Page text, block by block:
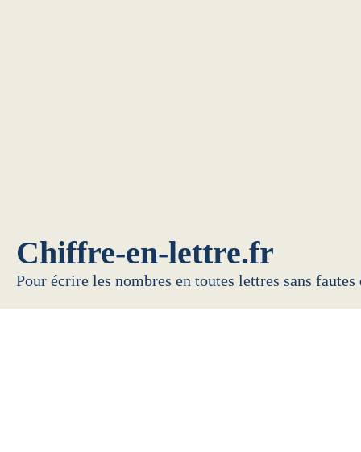
Chiffre-en-lettre.fr
Pour écrire les nombres en toutes lettres sans